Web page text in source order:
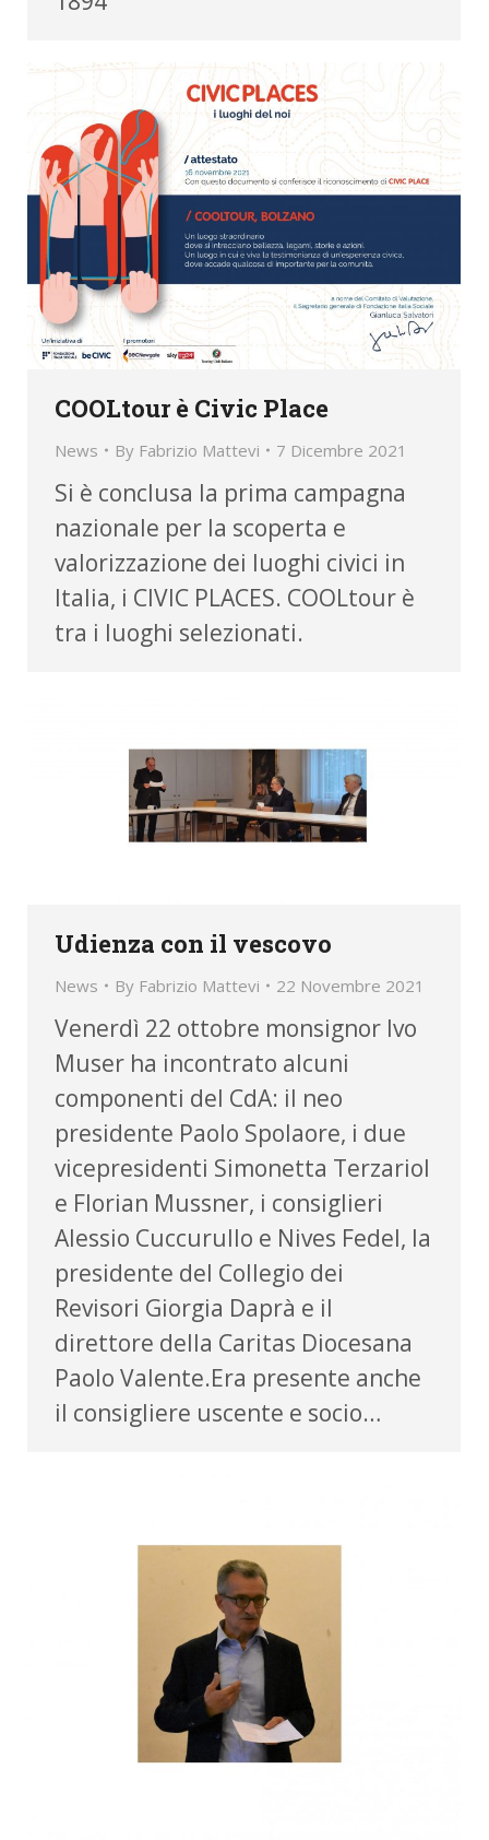
COOLtour è Civic Place
News By Fabrizio Mattevi 7 Dicembre 2021
Si è conclusa la prima campagna
nazionale per la scoperta e
valorizzazione dei luoghi civici in
Italia, i CIVIC PLACES. COOLtour è
tra i luoghi selezionati.
Udienza con il vescovo
News By Fabrizio Mattevi 22 Novembre 2021
Venerdì 22 ottobre monsignor Ivo
Muser ha incontrato alcuni
componenti del CdA: il neo
presidente Paolo Spolaore, i due
vicepresidenti Simonetta Terzariol
e Florian Mussner, i consiglieri
Alessio Cuccurullo e Nives Fedel, la
presidente del Collegio dei
Revisori Giorgia Daprà e il
direttore della Caritas Diocesana
Paolo Valente.Era presente anche
il consigliere uscente e socio…